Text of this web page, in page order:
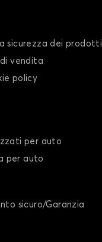
sicurezza dei prodotti
vendita
policy
per auto
per auto
sicuro/Garanzia